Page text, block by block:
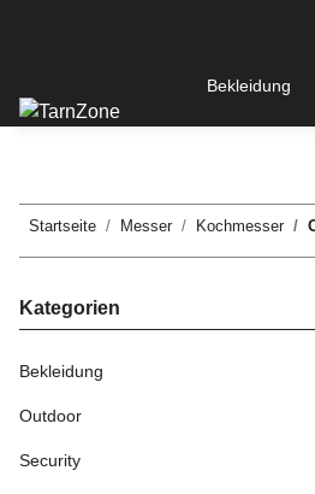
Bekleidung
Startseite Messer Kochmesser
Kategorien
Bekleidung
Outdoor
Security